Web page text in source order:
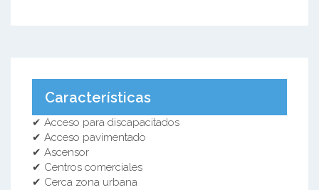
Características
✔ Acceso para discapacitados
✔ Acceso pavimentado
✔ Ascensor
✔ Centros comerciales
✔ Cerca zona urbana